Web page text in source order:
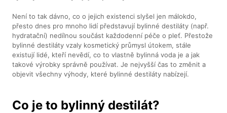
Není to tak dávno, co o jejich existenci slyšel jen málokdo,
přesto dnes pro mnoho lidí představují bylinné destiláty (např.
hydratační) nedílnou součást každodenní péče o pleť. Přestože
bylinné destiláty vzaly kosmetický průmysl útokem, stále
existují lidé, kteří nevědí, co to vlastně bylinná voda je a jak
takové výrobky správně používat. Je nejvyšší čas to změnit a
objevit všechny výhody, které bylinné destiláty nabízejí.
Co je to bylinný destilát?